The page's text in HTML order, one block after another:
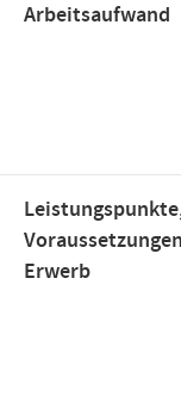
Arbeitsaufwand
Erwerb